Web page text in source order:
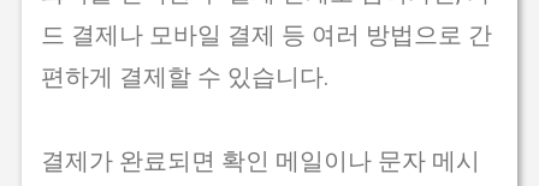
드 결제나 모바일 결제 등 여러 방법으로 간
편하게 결제할 수 있습니다.
결제가 완료되면 확인 메일이나 문자 메시